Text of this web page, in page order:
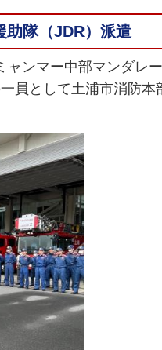
隊（JDR）派遣
ンマー中部マンダレ
員として土浦市消防